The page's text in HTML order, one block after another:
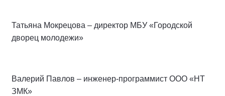
Татьяна Мокрецова – директор МБУ «Городской
дворец молодежи»
Валерий Павлов – инженер-программист ООО «НТ
ЗМК»